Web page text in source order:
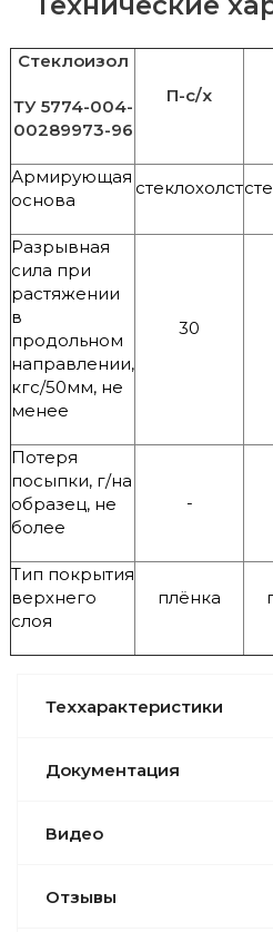
Стеклоизол
ТУ 5774-004-
00289973-96
П-с/х
Армирующая
основа
стеклохолст
Разрывная
сила при
растяжении
в
продольном
направлении,
кгс/50мм, не
менее
30
Потеря
посыпки, г/на
образец, не
более
-
Тип покрытия
верхнего
слоя
плёнка
Теххарактеристики
Документация
Видео
Отзывы